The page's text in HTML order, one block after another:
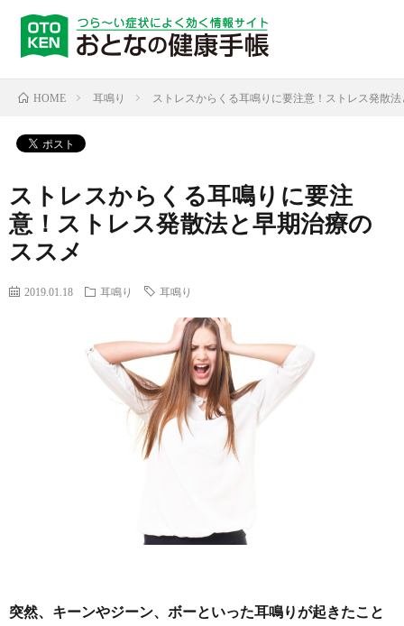
HOME 耳鳴り ストレスからくる耳鳴りに要注意！ストレス発散
ストレスからくる耳鳴りに要注
意！ストレス発散法と早期治療の
ススメ
2019.01.18 耳鳴り 耳鳴り
突然、キーンやジーン、ボーといった耳鳴りが起きたこと